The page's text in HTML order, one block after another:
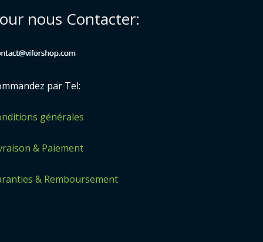
nous Contacter:
par Tel:
générales
& Paiement
& Remboursement